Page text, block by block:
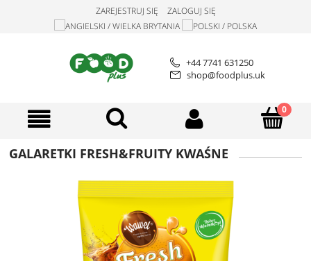
ZAREJESTRUJ SIĘ ZALOGUJ SIĘ
+44 7741 631250
shop@foodplus.uk
GALARETKI FRESH&FRUITY KWAŚNE